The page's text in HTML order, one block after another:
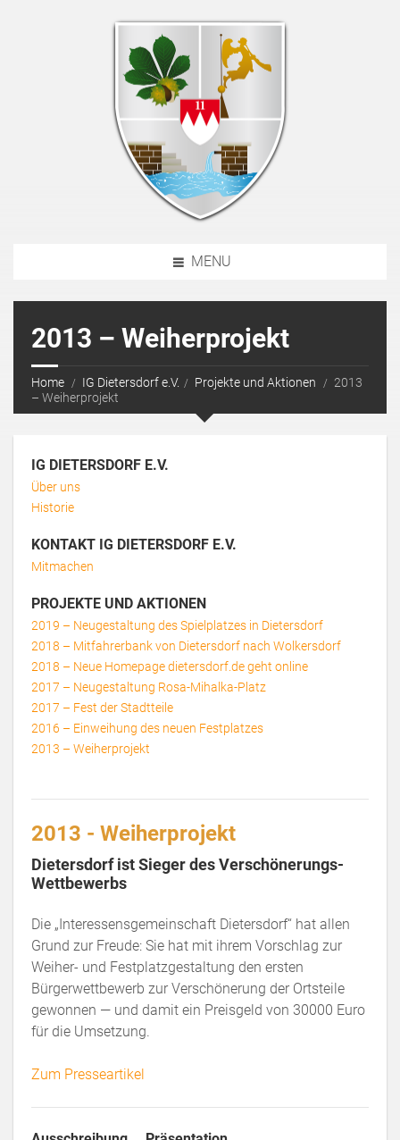
MENU
2013 – Weiherprojekt
Home IG Dietersdorf e.V. Projekte und Aktionen
2013
– Weiherprojekt
IG DIETERSDORF E.V.
Über uns
Historie
KONTAKT IG DIETERSDORF E.V.
Mitmachen
PROJEKTE UND AKTIONEN
2019 – Neugestaltung des Spielplatzes in Dietersdorf
2018 – Mitfahrerbank von Dietersdorf nach Wolkersdorf
2018 – Neue Homepage dietersdorf.de geht online
2017 – Neugestaltung Rosa-Mihalka-Platz
2017 – Fest der Stadtteile
2016 – Einweihung des neuen Festplatzes
2013 – Weiherprojekt
2013 - Weiherprojekt
Dietersdorf ist Sieger des Verschönerungs-
Wettbewerbs
Die „Interessensgemeinschaft Dietersdorf“ hat allen
Grund zur Freude: Sie hat mit ihrem Vorschlag zur
Weiher- und Festplatzgestaltung den ersten
Bürgerwettbewerb zur Verschönerung der Ortsteile
gewonnen — und damit ein Preisgeld von 30000 Euro
für die Umsetzung.
Zum Presseartikel